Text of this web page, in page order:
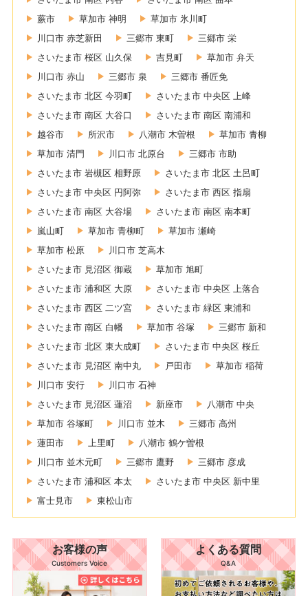
蕨市
草加市 神明
草加市 氷川町
川口市 赤芝新田
三郷市 東町
三郷市 栄
さいたま市 桜区 山久保
吉見町
草加市 弁天
川口市 赤山
三郷市 泉
三郷市 番匠免
さいたま市 北区 今羽町
さいたま市 中央区 上峰
さいたま市 南区 大谷口
さいたま市 南区 南浦和
越谷市
所沢市 八潮市 木曽根
草加市 青柳
草加市 清門
川口市 北原台
三郷市 市助
さいたま市 岩槻区 相野原
さいたま市 北区 土呂町
さいたま市 中央区 円阿弥
さいたま市 西区 指扇
さいたま市 南区 大谷場
さいたま市 南区 南本町
嵐山町
草加市 青柳町
草加市 瀬崎
草加市 松原
川口市 芝高木
さいたま市 見沼区 御蔵
草加市 旭町
さいたま市 浦和区 大原
さいたま市 中央区 上落合
さいたま市 西区 二ツ宮
さいたま市 緑区 東浦和
さいたま市 南区 白幡
草加市 谷塚
三郷市 新和
さいたま市 北区 東大成町
さいたま市 中央区 桜丘
さいたま市 見沼区 南中丸
戸田市
草加市 稲荷
川口市 安行
川口市 石神
さいたま市 見沼区 蓮沼
新座市
八潮市 中央
草加市 谷塚町
川口市 並木
三郷市 高州
蓮田市
上里町
八潮市 鶴ケ曽根
川口市 並木元町
三郷市 鷹野
三郷市 彦成
さいたま市 浦和区 本太
さいたま市 中央区 新中里
富士見市
東松山市
お客様の声
Customers Voice
よくある質問
Q&A